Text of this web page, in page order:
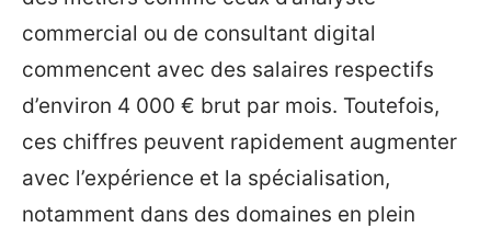
commercial ou de consultant digital
commencent avec des salaires respectifs
d’environ 4 000 € brut par mois. Toutefois,
ces chiffres peuvent rapidement augmenter
avec l’expérience et la spécialisation,
notamment dans des domaines en plein